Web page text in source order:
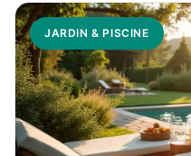
JARDIN & PISCINE